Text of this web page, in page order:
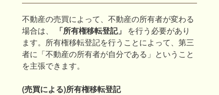
不動産の売買によって、不動産の所有者が変わる
場合は、
「所有権移転登記」
を行う必要があり
ます。所有権移転登記を行うことによって、第三
者に「不動産の所有者が自分である」ということ
を主張できます。
(売買による)所有権移転登記